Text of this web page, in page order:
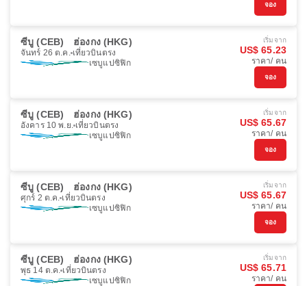
จอง
ซีบู (CEB) ฮ่องกง (HKG)
จันทร์ 26 ต.ค. เที่ยวบินตรง
เซบูแปซิฟิก
เริ่มจาก
US$ 65.23
ราคา/ คน
จอง
ซีบู (CEB) ฮ่องกง (HKG)
อังคาร 10 พ.ย. เที่ยวบินตรง
เซบูแปซิฟิก
เริ่มจาก
US$ 65.67
ราคา/ คน
จอง
ซีบู (CEB) ฮ่องกง (HKG)
ศุกร์ 2 ต.ค. เที่ยวบินตรง
เซบูแปซิฟิก
เริ่มจาก
US$ 65.67
ราคา/ คน
จอง
ซีบู (CEB) ฮ่องกง (HKG)
พุธ 14 ต.ค. เที่ยวบินตรง
เซบูแปซิฟิก
เริ่มจาก
US$ 65.71
ราคา/ คน